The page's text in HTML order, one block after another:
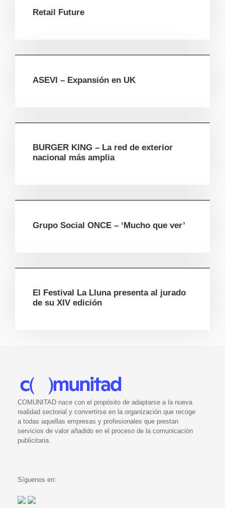
Retail Future
ASEVI – Expansión en UK
BURGER KING – La red de exterior
nacional más amplia
Grupo Social ONCE – ‘Mucho que ver’
El Festival La Lluna presenta al jurado
de su XIV edición
COMUNITAD nace con el propósito de adaptarse a la nueva
realidad sectorial y convertirse en la organización que recoge
a todas aquellas empresas y profesionales que prestan
servicios de valor añadido en el proceso de la comunicación
publicitaria.
Síguenos en: